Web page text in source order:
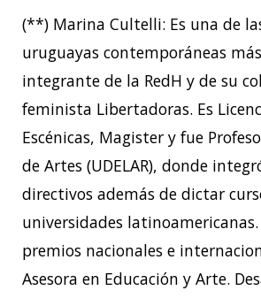
(**) Marina Cultelli: Es una de
uruguayas contemporáneas
integrante de la RedH y de su
feminista Libertadoras. Es
Escénicas, Magister y fue
de Artes (UDELAR), donde
directivos además de dictar
universidades latinoamericanas.
premios nacionales e
Asesora en Educación y Arte.